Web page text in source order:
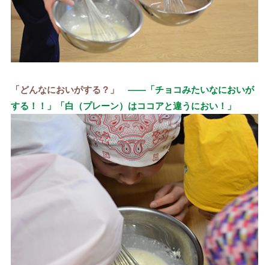
「どんなにおいがする？」
——「チョコみたいなにおいが
する！！」「白（プレーン）はココアと違うにおい！」